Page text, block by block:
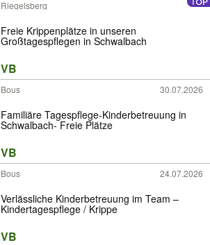
Riegelsberg
Freie Krippenplätze in unseren
Großtagespflegen in Schwalbach
VB
Bous 30.07.2026
Familiäre Tagespflege-Kinderbetreuung in
Schwalbach- Freie Plätze
VB
Bous 24.07.2026
Verlässliche Kinderbetreuung im Team –
Kindertagespflege / Krippe
VB